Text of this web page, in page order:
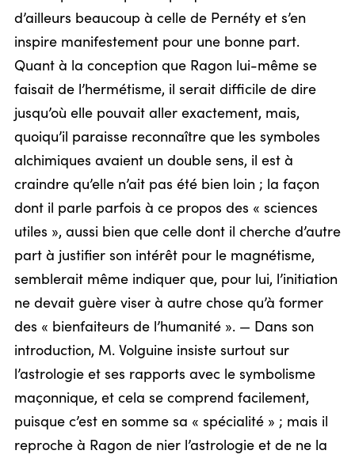
d’ailleurs beaucoup à celle de Pernéty et s’en
inspire manifestement pour une bonne part.
Quant à la conception que Ragon lui-même se
faisait de l’hermétisme, il serait difficile de dire
jusqu’où elle pouvait aller exactement, mais,
quoiqu’il paraisse reconnaître que les symboles
alchimiques avaient un double sens, il est à
craindre qu’elle n’ait pas été bien loin ; la façon
dont il parle parfois à ce propos des « sciences
utiles », aussi bien que celle dont il cherche d’autre
part à justifier son intérêt pour le magnétisme,
semblerait même indiquer que, pour lui, l’initiation
ne devait guère viser à autre chose qu’à former
des « bienfaiteurs de l’humanité ». — Dans son
introduction, M. Volguine insiste surtout sur
l’astrologie et ses rapports avec le symbolisme
maçonnique, et cela se comprend facilement,
puisque c’est en somme sa « spécialité » ; mais il
reproche à Ragon de nier l’astrologie et de ne la